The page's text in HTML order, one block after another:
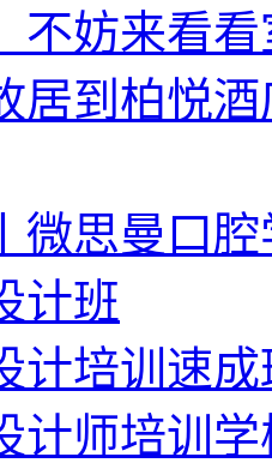
不妨来看
居到柏悦
微思曼口
计班
计培训速成
计师培训